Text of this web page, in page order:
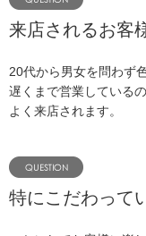
来店されるお客
20代から男女を問わず
遅くまで営業している
よく来店されます。
特にこだわって